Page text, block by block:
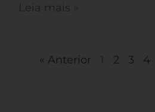
Leia mais »
« Anterior 1 2 3 4